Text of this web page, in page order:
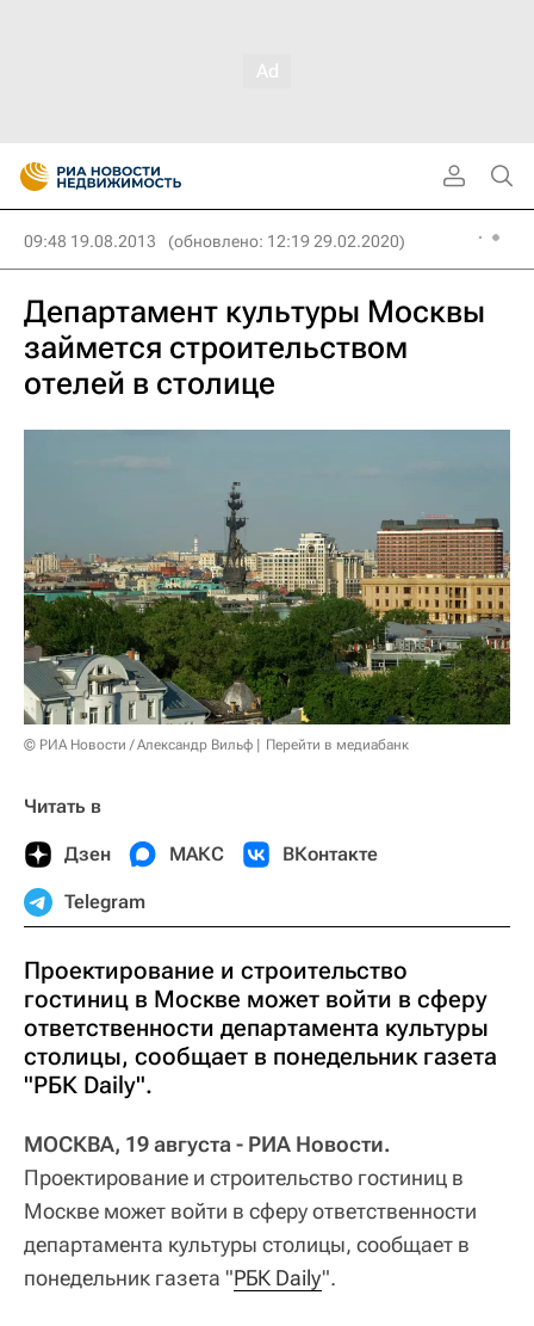
09:48 19.08.2013 (обновлено: 12:19 29.02.2020)
Департамент культуры Москвы
займется строительством
отелей в столице
© РИА Новости / Александр Вильф Перейти в медиабанк
Читать в
Дзен МАКС ВКонтакте
Telegram
Проектирование и строительство
гостиниц в Москве может войти в сферу
ответственности департамента культуры
столицы, сообщает в понедельник газета
"РБК Daily".
МОСКВА, 19 августа - РИА Новости.
Проектирование и строительство гостиниц в
Москве может войти в сферу ответственности
департамента культуры столицы, сообщает в
понедельник газета "РБК Daily".